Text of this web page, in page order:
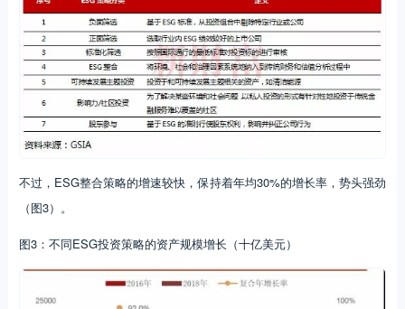
不过，ESG整合策略的增速较快，保持着年均30%的增长率，势头强劲
（图3）。
图3：不同ESG投资策略的资产规模增长（十亿美元）